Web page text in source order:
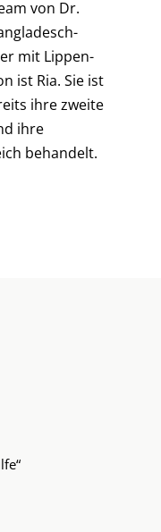
von Dr.
mit Lippen-
ist Ria. Sie ist
ihre zweite
ihre
behandelt.